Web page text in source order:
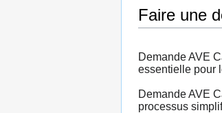
Faire une
Demande AVE
essentielle pour
Demande AVE
processus